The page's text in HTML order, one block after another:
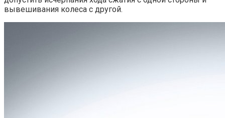
вывешивания колеса с другой.